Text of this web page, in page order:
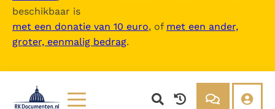
beschikbaar is
met een donatie van 10 euro, of met een ander,
groter, eenmalig bedrag.
uitklappen
- Oude Testament
- Exodus
- Numeri
- Deuteronomium